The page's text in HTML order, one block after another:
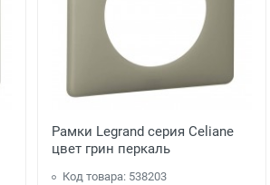
Рамки Legrand серия Celiane
цвет грин перкаль
Код товара: 538203